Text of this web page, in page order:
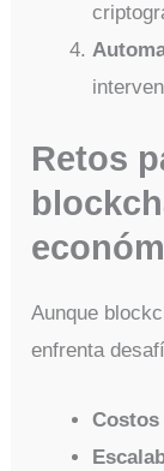
Retos
Aunque
enfrenta